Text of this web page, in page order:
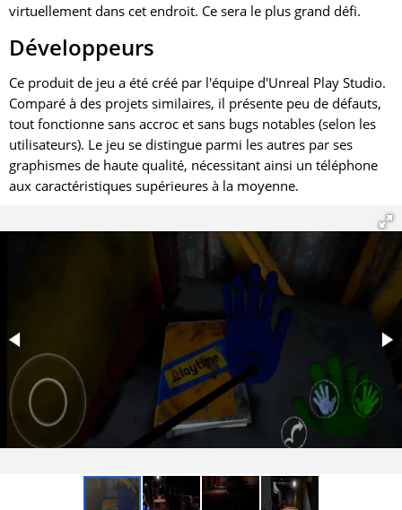
virtuellement dans cet endroit. Ce sera le plus grand défi.
Développeurs
Ce produit de jeu a été créé par l'équipe d'Unreal Play Studio.
Comparé à des projets similaires, il présente peu de défauts,
tout fonctionne sans accroc et sans bugs notables (selon les
utilisateurs). Le jeu se distingue parmi les autres par ses
graphismes de haute qualité, nécessitant ainsi un téléphone
aux caractéristiques supérieures à la moyenne.